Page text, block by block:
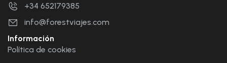
+34 652179385
info@forestviajes.com
Información
Política de cookies